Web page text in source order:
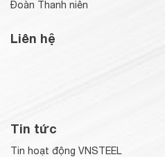
Đoàn Thanh niên
Liên hệ
Tin tức
Tin hoạt động VNSTEEL